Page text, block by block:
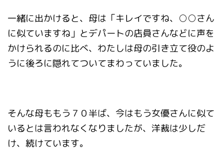
一緒に出かけると、母は「キレイですね、○○さん
に似ていますね」とデパートの店員さんなどに声を
かけられるのに比べ、わたしは母の引き立て役のよ
うに後ろに隠れてついてまわっていました。
そんな母ももう７０半ば、今はもう女優さんに似て
いるとは言われなくなりましたが、洋裁は少しだ
け、続けています。